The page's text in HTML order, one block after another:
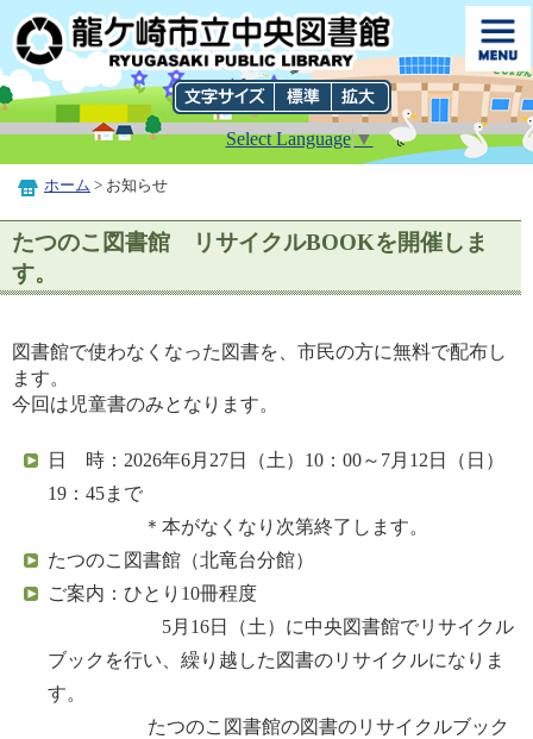
Select Language▼
ホーム > お知らせ
たつのこ図書館 リサイクルBOOKを開催しま
す。
図書館で使わなくなった図書を、市民の方に無料で配布し
ます。
今回は児童書のみとなります。
日 時：2026年6月27日（土）10：00～7月12日（日）
19：45まで
＊本がなくなり次第終了します。
たつのこ図書館（北竜台分館）
ご案内：ひとり10冊程度
5月16日（土）に中央図書館でリサイクル
ブックを行い、繰り越した図書のリサイクルになりま
す。
たつのこ図書館の図書のリサイクルブック